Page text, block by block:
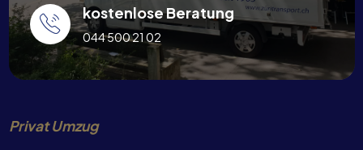
kostenlose Beratung
044 500 21 02
Privat Umzug